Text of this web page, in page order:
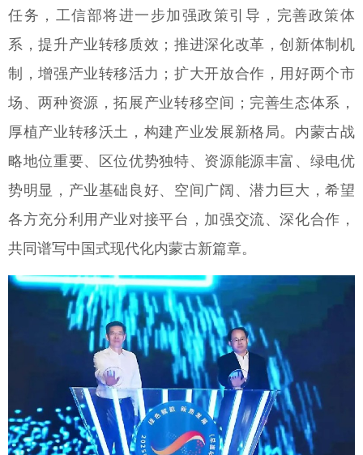
任务，工信部将进一步加强政策引导，完善政策体
系，提升产业转移质效；推进深化改革，创新体制机
制，增强产业转移活力；扩大开放合作，用好两个市
场、两种资源，拓展产业转移空间；完善生态体系，
厚植产业转移沃土，构建产业发展新格局。内蒙古战
略地位重要、区位优势独特、资源能源丰富、绿电优
势明显，产业基础良好、空间广阔、潜力巨大，希望
各方充分利用产业对接平台，加强交流、深化合作，
共同谱写中国式现代化内蒙古新篇章。